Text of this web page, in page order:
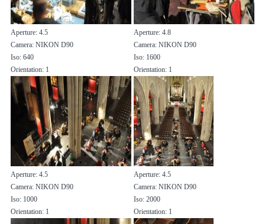
Aperture: 4.5
Camera: NIKON D90
Iso: 640
Orientation: 1
Aperture: 4.8
Camera: NIKON D90
Iso: 1600
Orientation: 1
Aperture: 4.5
Camera: NIKON D90
Iso: 1000
Orientation: 1
Aperture: 4.5
Camera: NIKON D90
Iso: 2000
Orientation: 1